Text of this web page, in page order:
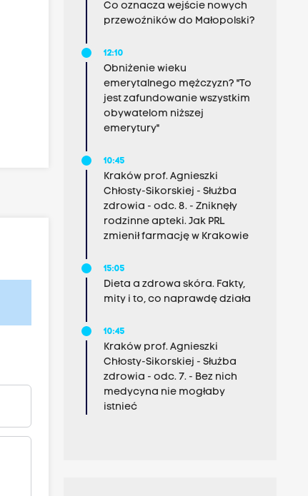
Co oznacza wejście nowych
przewoźników do Małopolski?
12:10
Obniżenie wieku
emerytalnego mężczyzn? "To
jest zafundowanie wszystkim
obywatelom niższej
emerytury"
10:45
Kraków prof. Agnieszki
Chłosty-Sikorskiej - Służba
zdrowia - odc. 8. - Zniknęły
rodzinne apteki. Jak PRL
zmienił farmację w Krakowie
15:05
Dieta a zdrowa skóra. Fakty,
mity i to, co naprawdę działa
10:45
Kraków prof. Agnieszki
Chłosty-Sikorskiej - Służba
zdrowia - odc. 7. - Bez nich
medycyna nie mogłaby
istnieć